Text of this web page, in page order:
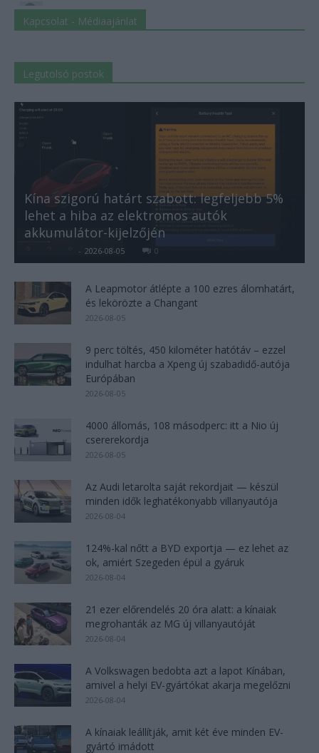
Kapcsolat - Médiaajánlat
Legutolsó postok
Kína szigorú határt szabott: legfeljebb 5%
lehet a hiba az elektromos autók
akkumulátor-kijelzőjén
- 2026-08-05 0
A Leapmotor átlépte a 100 ezres álomhatárt,
és lekörözte a Changant
2026-08-05
9 perc töltés, 450 kilométer hatótáv – ezzel
indulhat harcba a Xpeng új szabadidő-autója
Európában
2026-08-05
4000 állomás, 108 másodperc: itt a Nio új
csererekordja
2026-08-05
Az Audi letarolta saját rekordjait — készül
minden idők leghatékonyabb villanyautója
2026-08-04
124%-kal nőtt a BYD exportja — ez lehet az
ok, amiért Szegeden épül a gyáruk
2026-08-04
21 ezer előrendelés 20 óra alatt: a kínaiak
megrohanták az MG új villanyautóját
2026-08-04
A Volkswagen bedobta azt a lapot Kínában,
amivel a helyi EV-gyártókat akarja megelőzni
2026-08-04
A kínaiak leállítják, amit két éve minden EV-
gyártó imádott